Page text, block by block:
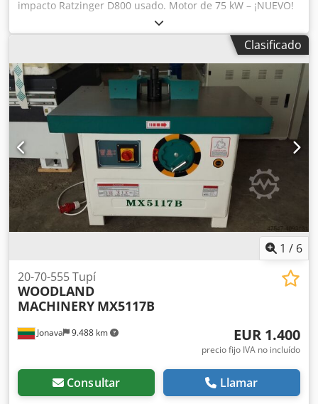
impacto Ratzinger D800 usado. Motor de 75 kW – ¡NUEVO!
Reacondicionado completamente. Piezas de desgaste
reemplazadas. Estructura de acero incluida. Dodpow H
Clasificado
1 / 6
Jonava 9.488 km
20-70-555 Tupí
WOODLAND
MACHINERY MX5117B
EUR 1.400
precio fijo IVA no incluído
Consultar Llamar